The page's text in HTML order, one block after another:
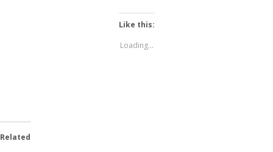
Like this:
Loading...
Related